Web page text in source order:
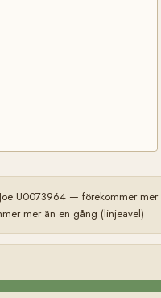
U0073964 — förekommer
mer än en gång (linjeavel)